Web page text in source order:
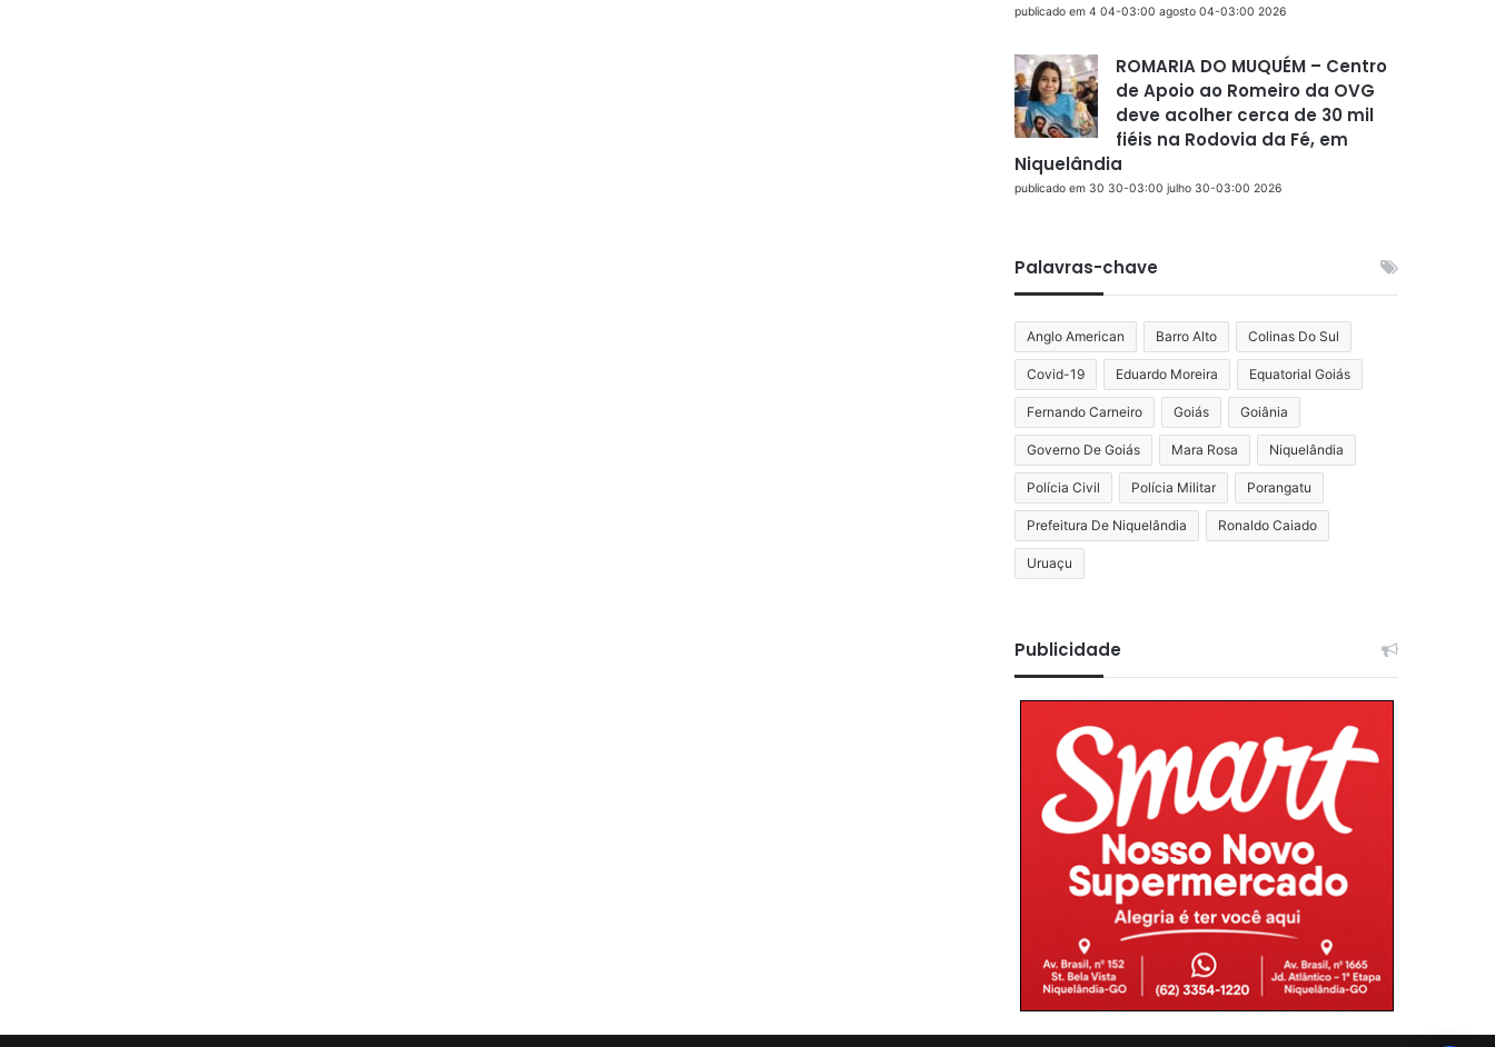
publicado em 4 04-03:00 agosto 04-03:00 2026
ROMARIA DO MUQUÉM – Centro
de Apoio ao Romeiro da OVG
deve acolher cerca de 30 mil
fiéis na Rodovia da Fé, em
Niquelândia
publicado em 30 30-03:00 julho 30-03:00 2026
Palavras-chave
Anglo American Barro Alto Colinas Do Sul
Covid-19 Eduardo Moreira Equatorial Goiás
Fernando Carneiro Goiás Goiânia
Governo De Goiás Mara Rosa Niquelândia
Polícia Civil Polícia Militar Porangatu
Prefeitura De Niquelândia Ronaldo Caiado
Uruaçu
Publicidade